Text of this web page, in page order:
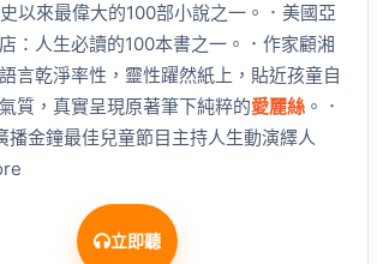
以來最偉大的100部小說之一。．美國亞
：人生必讀的100本書之一。．作家顧湘
言乾淨率性，靈性躍然紙上，貼近孩童自
質，真實呈現原著筆下純粹的愛麗絲 。．
播金鐘最佳兒童節目主持人生動演繹人
立即聽